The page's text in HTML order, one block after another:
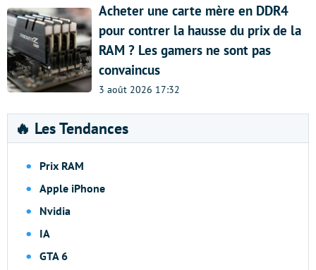
Acheter une carte mère en DDR4
pour contrer la hausse du prix de la
RAM ? Les gamers ne sont pas
convaincus
3 août 2026 17:32
🔥 Les Tendances
Prix RAM
Apple iPhone
Nvidia
IA
GTA 6